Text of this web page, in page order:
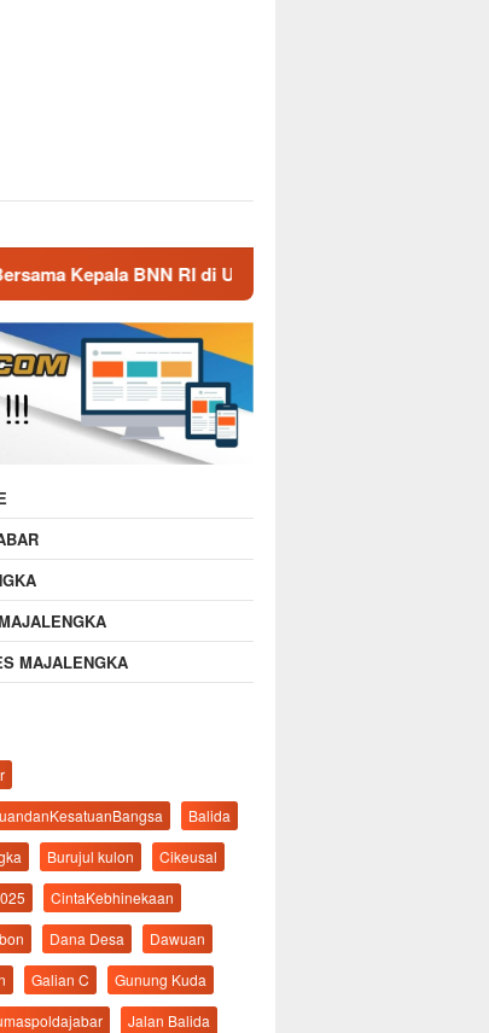
BNN RI di UNMA Nostalgia Masa Dinas, Kepala
MAJALENGKA
Balida
Burujul kulon
Cikeusal
CintaKebhinekaan
Dana Desa
Dawuan
Galian C
Gunung Kuda
Jalan Balida